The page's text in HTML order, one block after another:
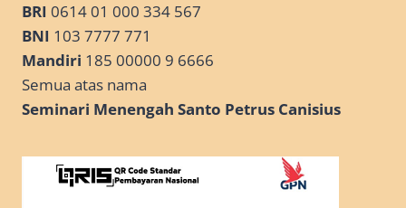
BRI 0614 01 000 334 567
BNI 103 7777 771
Mandiri 185 00000 9 6666
Semua atas nama
Seminari Menengah Santo Petrus Canisius